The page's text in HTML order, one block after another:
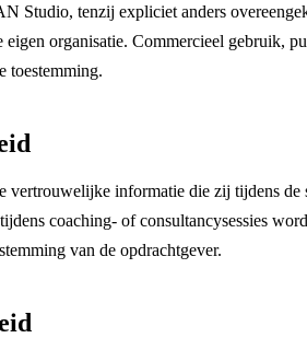
Studio, tenzij expliciet anders
organisatie. Commercieel gebruik,
toestemming.
vertrouwelijke informatie die zij tijdens
coaching- of consultancysessies
van de opdrachtgever.